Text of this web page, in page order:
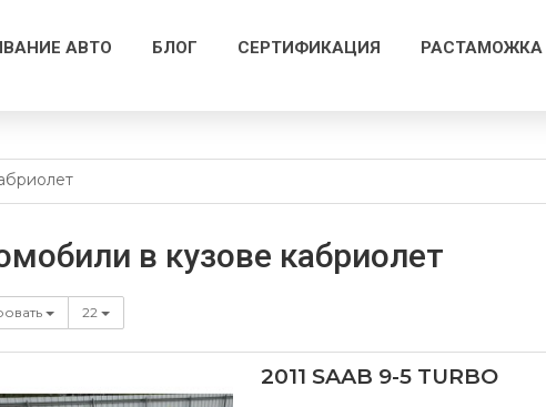
АВТО БЛОГ СЕРТИФИКАЦИЯ РАСТАМОЖКА
в кузове кабриолет
22
2011 SAAB 9-5 TURBO